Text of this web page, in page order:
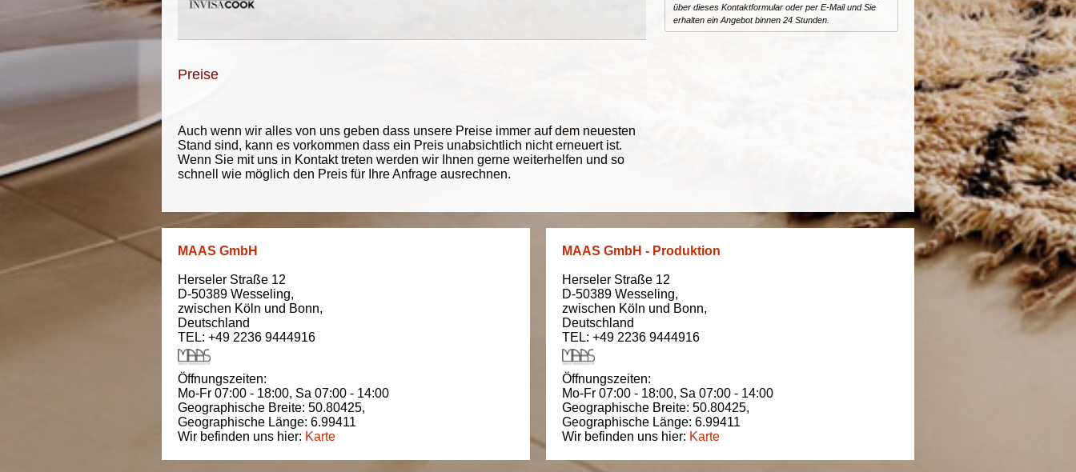
Preise
Auch wenn wir alles von uns geben dass unsere Preise immer auf dem neuesten
Stand sind, kann es vorkommen dass ein Preis unabsichtlich nicht erneuert ist.
Wenn Sie mit uns in Kontakt treten werden wir Ihnen gerne weiterhelfen und so
schnell wie möglich den Preis für Ihre Anfrage ausrechnen.
über dieses Kontaktformular oder per E-Mail und Sie
erhalten ein Angebot binnen 24 Stunden.
MAAS GmbH
Herseler Straße 12
D-50389 Wesseling,
zwischen Köln und Bonn,
Deutschland
TEL: +49 2236 9444916
Öffnungszeiten:
Mo-Fr 07:00 - 18:00, Sa 07:00 - 14:00
Geographische Breite: 50.80425,
Geographische Länge: 6.99411
Wir befinden uns hier: Karte
MAAS GmbH - Produktion
Herseler Straße 12
D-50389 Wesseling,
zwischen Köln und Bonn,
Deutschland
TEL: +49 2236 9444916
Öffnungszeiten:
Mo-Fr 07:00 - 18:00, Sa 07:00 - 14:00
Geographische Breite: 50.80425,
Geographische Länge: 6.99411
Wir befinden uns hier: Karte